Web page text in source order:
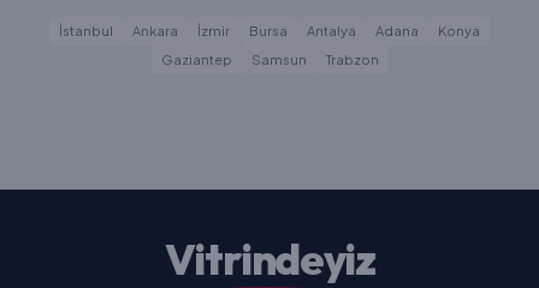
İstanbul Ankara İzmir Bursa Antalya Adana
Konya
Gaziantep
Samsun Trabzon
Vitrindeyiz